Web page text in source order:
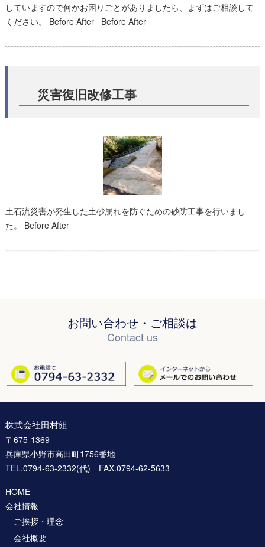
していますので何かお困りごとがありましたら、まずはご相談して
ください。 Before After Before After
災害復旧改修工事
土石流災害が発生した土砂崩れを防ぐための砂防工事を行いまし
た。 Before After
お問い合わせ・ご相談は
Contact us
株式会社田村組
〒675-1369
兵庫県小野市高田町1756番地
TEL.0794-63-2332(代) FAX.0794-62-5633
HOME
会社情報
ご挨拶・理念
会社概要